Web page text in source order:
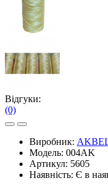
Відгуки:
(0)
Виробник:
Модель: 004AK
Артикул: 5605
Наявність: Є в